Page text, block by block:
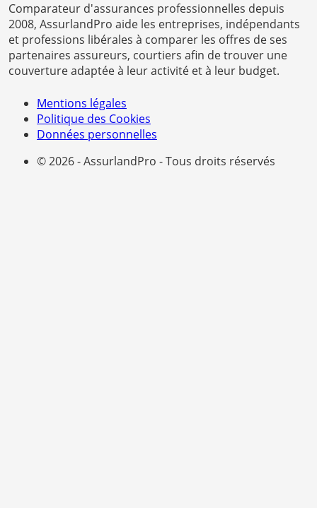
Comparateur d'assurances professionnelles depuis
2008, AssurlandPro aide les entreprises, indépendants
et professions libérales à comparer les offres de ses
partenaires assureurs, courtiers afin de trouver une
couverture adaptée à leur activité et à leur budget.
Mentions légales
Politique des Cookies
Données personnelles
© 2026 - AssurlandPro - Tous droits réservés